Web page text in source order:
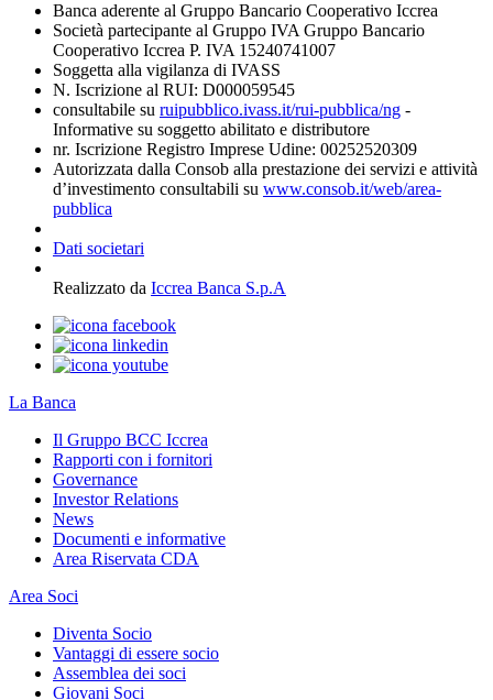
Banca aderente al Gruppo Bancario Cooperativo Iccrea
Società partecipante al Gruppo IVA Gruppo Bancario
Cooperativo Iccrea P. IVA 15240741007
Soggetta alla vigilanza di IVASS
N. Iscrizione al RUI: D000059545
consultabile su ruipubblico.ivass.it/rui-pubblica/ng -
Informative su soggetto abilitato e distributore
nr. Iscrizione Registro Imprese Udine: 00252520309
Autorizzata dalla Consob alla prestazione dei servizi e attività
d’investimento consultabili su www.consob.it/web/area-
pubblica
Dati societari
Realizzato da Iccrea Banca S.p.A
La Banca
Il Gruppo BCC Iccrea
Rapporti con i fornitori
Governance
Investor Relations
News
Documenti e informative
Area Riservata CDA
Area Soci
Diventa Socio
Vantaggi di essere socio
Assemblea dei soci
Giovani Soci